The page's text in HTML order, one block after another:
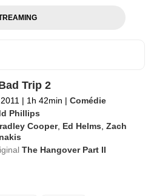
Trip 2
| 1h 42min | Comédie
Phillips
Cooper, Ed Helms ,Zach
The Hangover Part II